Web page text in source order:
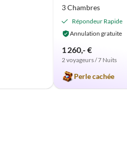
3 Chambres
Répondeur Rapide
Annulation gratuite
1 260,- €
2 voyageurs / 7 Nuits
Perle cachée